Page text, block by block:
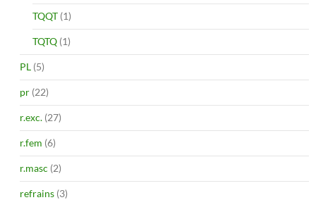
TQQT (1)
TQTQ (1)
PL (5)
pr (22)
r.exc. (27)
r.fem (6)
r.masc (2)
refrains (3)